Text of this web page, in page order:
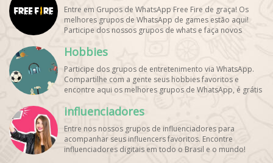
Entre em Grupos de WhatsApp Free Fire de graça! Os
melhores grupos de WhatsApp de games estão aqui!
Participe dos nossos grupos de whats e faça novos
Hobbies
Participe dos grupos de entretenimento via WhatsApp.
Compartilhe com a gente seus hobbies favoritos e
encontre aqui os melhores grupos de WhatsApp, é grátis
influenciadores
Entre nos nossos grupos de influenciadores para
acompanhar seus influencers favoritos. Encontre
influenciadores digitais em todo o Brasil e o mundo!